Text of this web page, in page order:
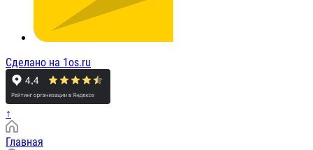
Сделано на 1os.ru
↑
Главная